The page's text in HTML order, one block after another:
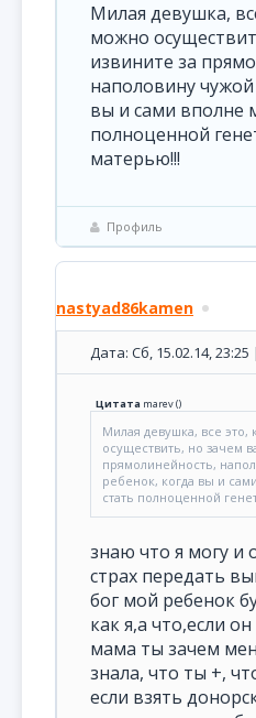
Милая девушка,
можно
извините за
наполовину
вы и сами вполне
полноценной
матерью!!!
Профиль
nastyad86kamen
Дата: Сб, 15.02.14,
Цитата marev()
Милая девушка, все
осуществить, но зачем
прямолинейность,
ребенок, когда вы и
стать полноценной
знаю что я могу и
страх передать
бог мой ребенок
как я,а что,если
мама ты зачем
знала, что ты +,
если взять